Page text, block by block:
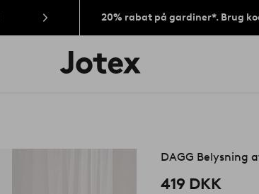
20% rabat på gardiner*. Brug
Jotex
logo
DAGG Belysning
419 DKK